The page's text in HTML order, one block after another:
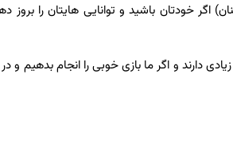
اگر خودتان باشید و توانایی هایتان را بروز
دارند و اگر ما بازی خوبی را انجام بدهیم و